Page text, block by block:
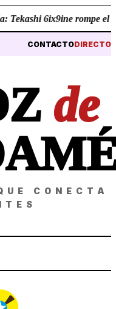
6ix9ine rompe el
CONTACTODIRECTO
de
CONECTA